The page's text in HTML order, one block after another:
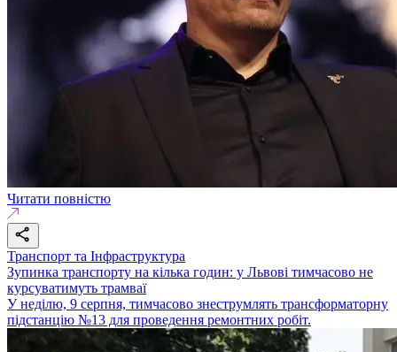
Читати повністю
Транспорт та Інфраструктура
Зупинка транспорту на кілька годин: у Львові тимчасово не
курсуватимуть трамваї
У неділю, 9 серпня, тимчасово знеструмлять трансформаторну
підстанцію №13 для проведення ремонтних робіт.